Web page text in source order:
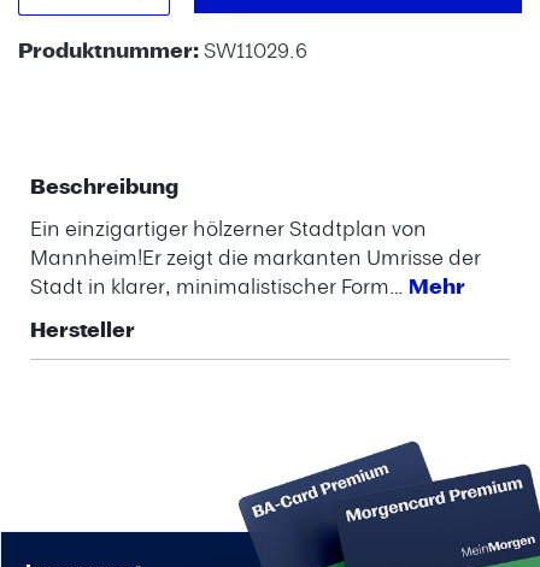
Produktnummer:SW11029.6
Beschreibung
Ein einzigartiger hölzerner Stadtplan von
Mannheim!Er zeigt die markanten Umrisse der
Stadt in klarer, minimalistischer Form… Mehr
Hersteller